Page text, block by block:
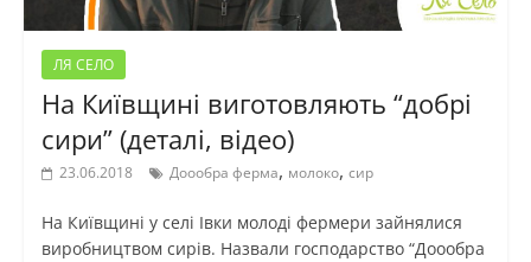
ЛЯ СЕЛО
На Київщині виготовляють “добрі
сири” (деталі, відео)
23.06.2018 Доообра ферма, молоко, сир
На Київщині у селі Івки молоді фермери зайнялися
виробництвом сирів. Назвали господарство “Доообра